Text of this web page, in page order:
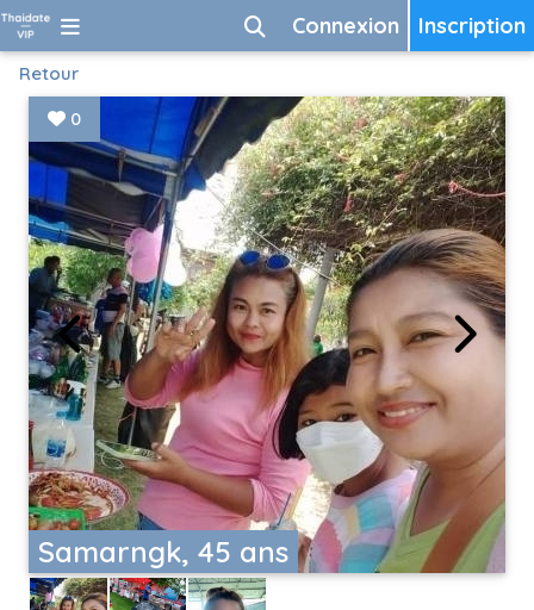
Inscription
Connexion
Retour
Samarngk, 45 ans
0